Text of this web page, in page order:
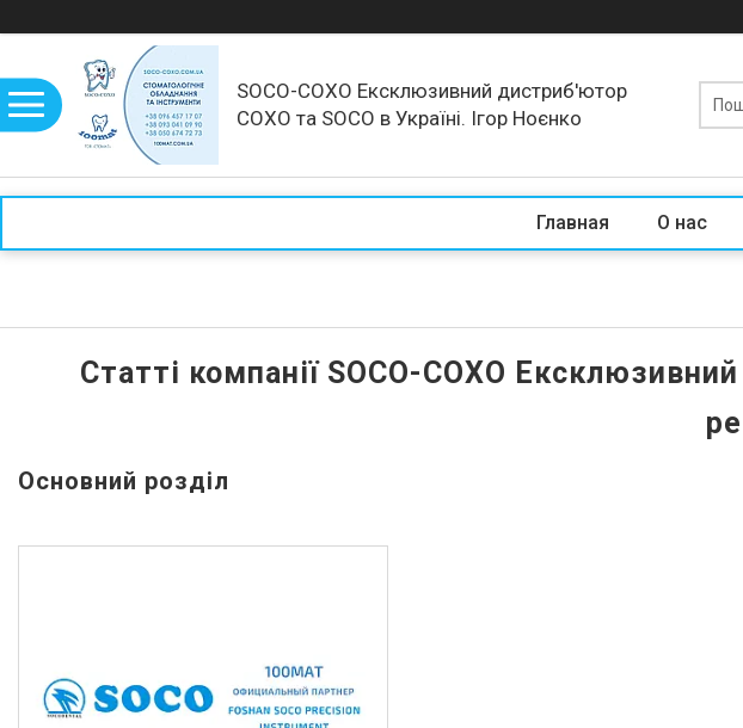
SOCO-COXO Ексклюзивний дистриб'ютор
COXO та SOCO в Україні. Ігор Ноєнко
Главная О нас
Статті компанії SOCO-COXO
Основний розділ